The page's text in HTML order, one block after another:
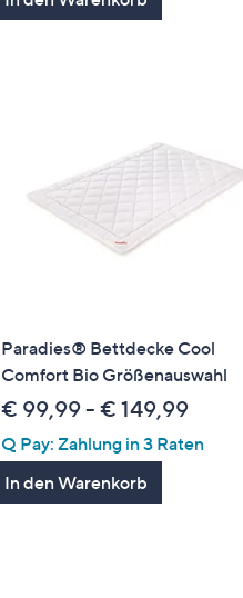
Paradies® Bettdecke Cool
Comfort Bio Größenauswahl
€ 99,99 - € 149,99
Q Pay: Zahlung in 3 Raten
In den Warenkorb